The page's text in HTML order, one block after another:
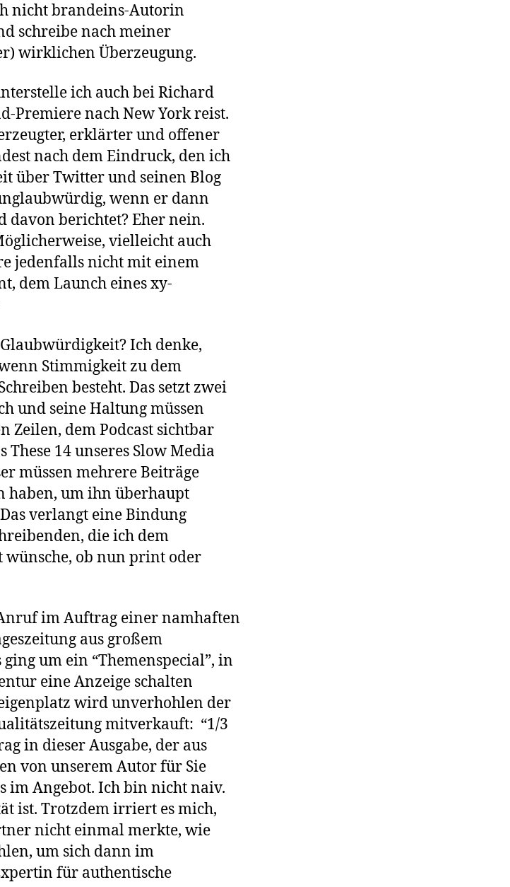
nicht brandeins-Autorin
schreibe nach meiner
wirklichen Überzeugung.
ich auch bei Richard
Premiere nach New York reist.
erklärter und offener
nach dem Eindruck, den ich
über Twitter und seinen Blog
wenn er dann
davon berichtet? Eher nein.
vielleicht auch
jedenfalls nicht mit einem
dem Launch eines xy-
Ich denke,
Stimmigkeit zu dem
besteht. Das setzt zwei
und seine Haltung müssen
Zeilen, dem Podcast sichtbar
14 unseres Slow Media
müssen mehrere Beiträge
haben, um ihn überhaupt
verlangt eine Bindung
die ich dem
ob nun print oder
im Auftrag einer namhaften
aus großem
um ein “Themenspecial”, in
eine Anzeige schalten
wird unverhohlen der
mitverkauft: “1/3
in dieser Ausgabe, der aus
von unserem Autor für Sie
im Angebot. Ich bin nicht naiv.
ist. Trotzdem irriert es mich,
nicht einmal merkte, wie
um sich dann im
für authentische